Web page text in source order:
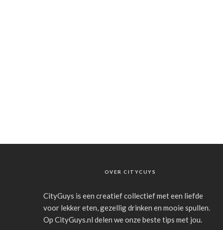
OVER CITYCUYS
CityGuys is een creatief collectief met een liefde
voor lekker eten, gezellig drinken en mooie spullen.
Op CityGuys.nl delen we onze beste tips met jou.